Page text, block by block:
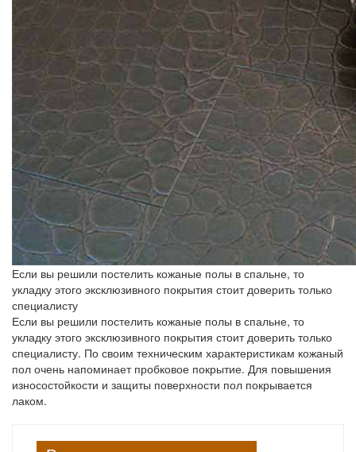
Если вы решили постелить кожаные полы в спальне, то
укладку этого эксклюзивного покрытия стоит доверить только
специалисту
Если вы решили постелить кожаные полы в спальне, то
укладку этого эксклюзивного покрытия стоит доверить только
специалисту. По своим техническим характеристикам кожаный
пол очень напоминает пробковое покрытие. Для повышения
износостойкости и защиты поверхности пол покрывается
лаком.